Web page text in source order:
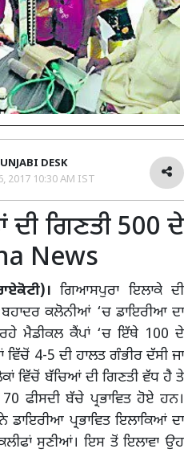
DESK
2017 10:30 AM IST
ਦੀ ਗਿਣਤੀ 500 ਦੇ
News
ਗਿਆਸਪੁਰਾ ਇਲਾਕੇ ਦੀ
ਕਲੋਨੀਆਂ ‘ਚ ਡਾਇਰੀਆ ਦਾ
ਰਹੇ ਮੈਡੀਕਲ ਕੈਂਪਾਂ ‘ਚ ਇੱਥੇ 100 ਦੇ
4-5 ਦੀ ਹਾਲਤ ਗੰਭੀਰ ਦੱਸੀ ਜਾ
ਵਿੱਚੋਂ ਬੱਚਿਆਂ ਦੀ ਗਿਣਤੀ ਵੱਧ ਹੈ ਤੇ
ਫੀਸਦੀ ਬੱਚੇ ਪ੍ਰਭਾਵਿਤ ਹੋਏ ਹਨ।
ਡਾਇਰੀਆ ਪ੍ਰਭਾਵਿਤ ਇਲਾਕਿਆਂ ਦਾ
ਸੁਣੀਆਂ। ਇਸ ਤੋਂ ਇਲਾਵਾ ਉਹ